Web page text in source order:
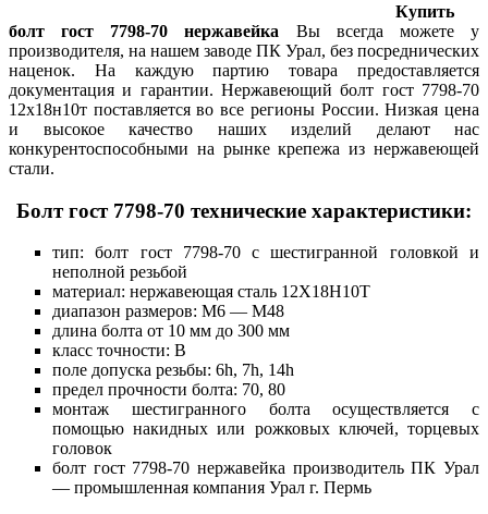
Купить
болт гост 7798-70 нержавейка Вы всегда можете у
производителя, на нашем заводе ПК Урал, без посреднических
наценок. На каждую партию товара предоставляется
документация и гарантии. Нержавеющий болт гост 7798-70
12х18н10т поставляется во все регионы России. Низкая цена
и высокое качество наших изделий делают нас
конкурентоспособными на рынке крепежа из нержавеющей
стали.
Болт гост 7798-70 технические характеристики:
тип: болт гост 7798-70 с шестигранной головкой и
неполной резьбой
материал: нержавеющая сталь 12Х18Н10Т
диапазон размеров: М6 — М48
длина болта от 10 мм до 300 мм
класс точности: В
поле допуска резьбы: 6h, 7h, 14h
предел прочности болта: 70, 80
монтаж шестигранного болта осуществляется с
помощью накидных или рожковых ключей, торцевых
головок
болт гост 7798-70 нержавейка производитель ПК Урал
— промышленная компания Урал г. Пермь